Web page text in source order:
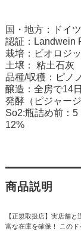
国・地方：ドイ
認証：Landwein
栽培：ビオロジ
土壌： 粘土石灰
品種/収穫：ピノ
醸造：全房で14
発酵（ピジャー
So2:瓶詰め前：
12%
商品説明
【正規取扱店】実店舗と
富な在庫を確保！ このド